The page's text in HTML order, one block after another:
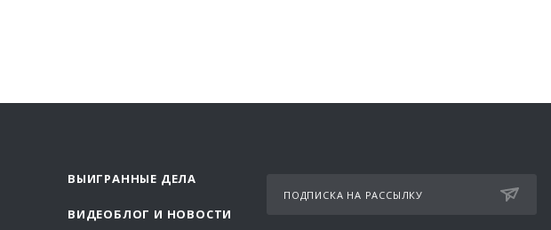
ВЫИГРАННЫЕ ДЕЛА
ВИДЕОБЛОГ И НОВОСТИ
ПОДПИСКА НА РАССЫЛКУ